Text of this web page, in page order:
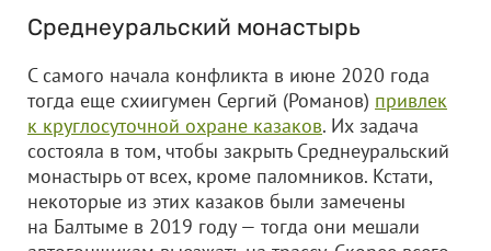
Среднеуральский монастырь
С самого начала конфликта в июне 2020 года
тогда еще схиигумен Сергий (Романов) привлек
к круглосуточной охране казаков. Их задача
состояла в том, чтобы закрыть Среднеуральский
монастырь от всех, кроме паломников. Кстати,
некоторые из этих казаков были замечены
на Балтыме в 2019 году — тогда они мешали